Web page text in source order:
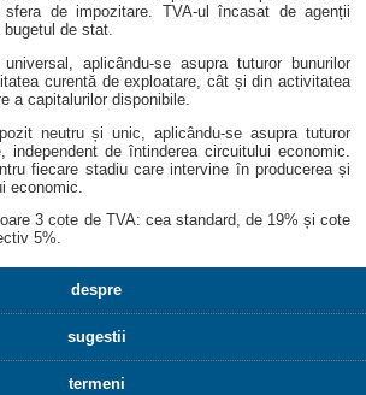
de impozitare. TVA-ul încasat de agenții
de stat.
aplicându-se asupra tuturor bunurilor
curentă de exploatare, cât și din activitatea
a capitalurilor disponibile.
neutru și unic, aplicându-se asupra tuturor
independent de întinderea circuitului economic.
fiecare stadiu care intervine în producerea și
economic.
3 cote de TVA: cea standard, de 19% și cote
5%.
despre
sugestii
termeni